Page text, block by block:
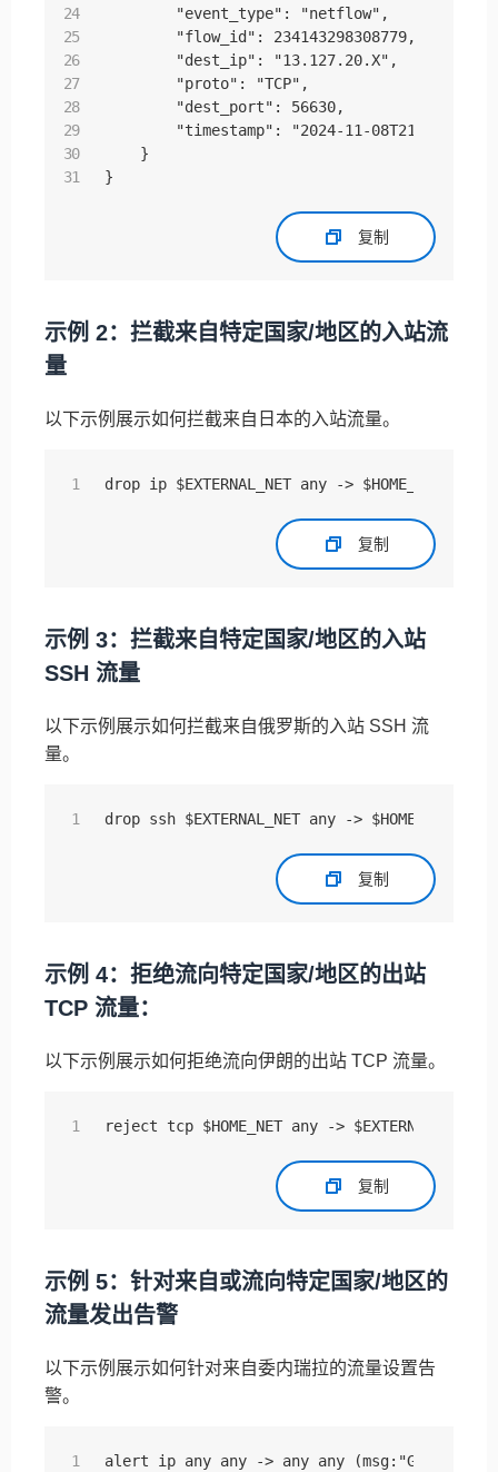
        "event_type": "netflow",
        "flow_id": 234143298308779,
        "dest_ip": "13.127.20.X",
        "proto": "TCP",
        "dest_port": 56630,
"timestamp": "2024-11-
    }
}
复制
示例 2：拦截来自特定国家/地区的入站流
量
以下示例展示如何拦截来自日本的入站流量。
drop ip $EXTERNAL_NET any ->
复制
示例 3：拦截来自特定国家/地区的入站
SSH 流量
以下示例展示如何拦截来自俄罗斯的入站 SSH 流
量。
drop ssh $EXTERNAL_NET any ->
复制
示例 4：拒绝流向特定国家/地区的出站
TCP 流量：
以下示例展示如何拒绝流向伊朗的出站 TCP 流量。
reject tcp $HOME_NET any ->
复制
示例 5：针对来自或流向特定国家/地区的
流量发出告警
以下示例展示如何针对来自委内瑞拉的流量设置告
警。
alert ip any any -> any any